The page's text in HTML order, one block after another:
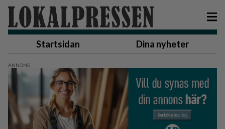
Startsidan Dina nyheter